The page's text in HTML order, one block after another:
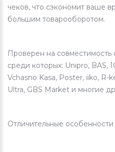
чеков, что сэкономит ваше
большим товарооборотом.
Проверен на
среди которых: Unipro, BAS,
Vchasno Kasa, Poster, iiko,
Ultra, GBS Market и многие
Отличительные особенности